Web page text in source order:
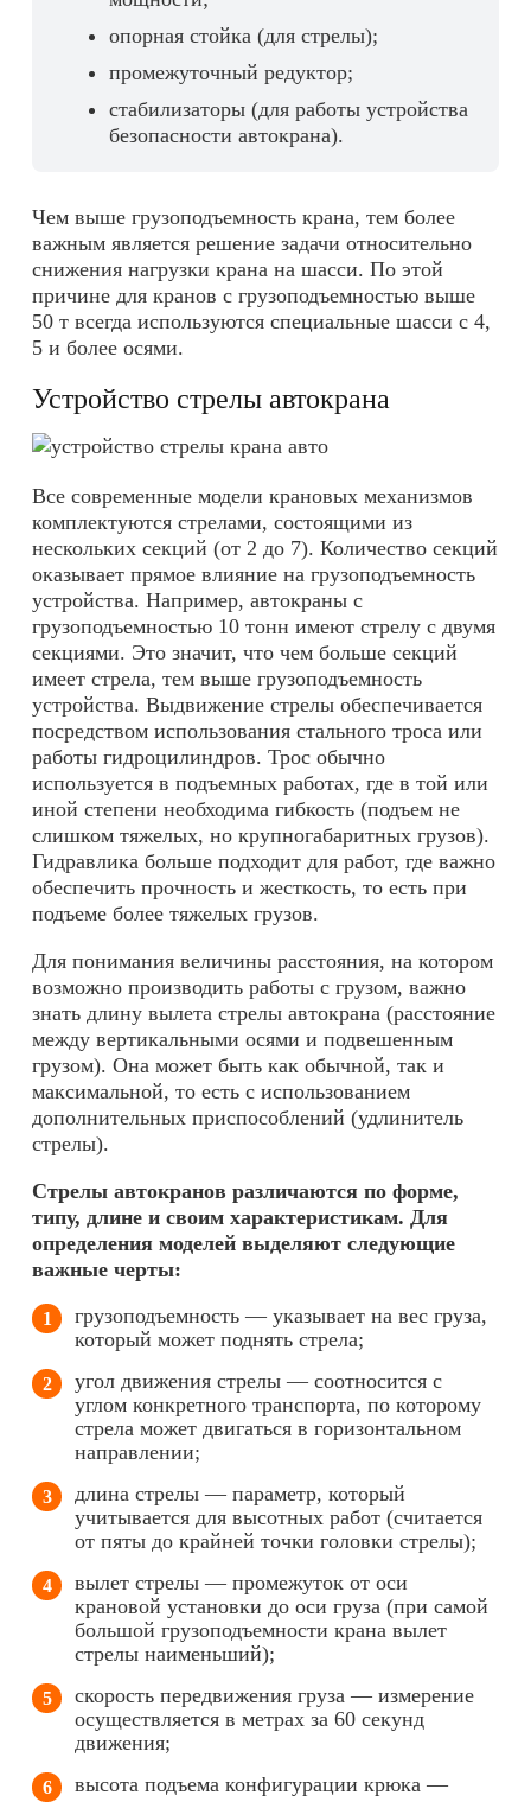
опорная стойка (для стрелы);
промежуточный редуктор;
стабилизаторы (для работы устройства
безопасности автокрана).
Чем выше грузоподъемность крана, тем более
важным является решение задачи относительно
снижения нагрузки крана на шасси. По этой
причине для кранов с грузоподъемностью выше
50 т всегда используются специальные шасси с 4,
5 и более осями.
Устройство стрелы автокрана
Все современные модели крановых механизмов
комплектуются стрелами, состоящими из
нескольких секций (от 2 до 7). Количество секций
оказывает прямое влияние на грузоподъемность
устройства. Например, автокраны с
грузоподъемностью 10 тонн имеют стрелу с двумя
секциями. Это значит, что чем больше секций
имеет стрела, тем выше грузоподъемность
устройства. Выдвижение стрелы обеспечивается
посредством использования стального троса или
работы гидроцилиндров. Трос обычно
используется в подъемных работах, где в той или
иной степени необходима гибкость (подъем не
слишком тяжелых, но крупногабаритных грузов).
Гидравлика больше подходит для работ, где важно
обеспечить прочность и жесткость, то есть при
подъеме более тяжелых грузов.
Для понимания величины расстояния, на котором
возможно производить работы с грузом, важно
знать длину вылета стрелы автокрана (расстояние
между вертикальными осями и подвешенным
грузом). Она может быть как обычной, так и
максимальной, то есть с использованием
дополнительных приспособлений (удлинитель
стрелы).
Стрелы автокранов различаются по форме,
типу, длине и своим характеристикам. Для
определения моделей выделяют следующие
важные черты:
грузоподъемность — указывает на вес груза,
который может поднять стрела;
угол движения стрелы — соотносится с
углом конкретного транспорта, по которому
стрела может двигаться в горизонтальном
направлении;
длина стрелы — параметр, который
учитывается для высотных работ (считается
от пяты до крайней точки головки стрелы);
вылет стрелы — промежуток от оси
крановой установки до оси груза (при самой
большой грузоподъемности крана вылет
стрелы наименьший);
скорость передвижения груза — измерение
осуществляется в метрах за 60 секунд
движения;
высота подъема конфигурации крюка —